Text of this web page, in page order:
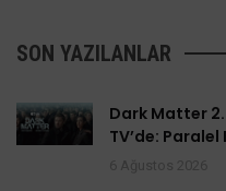
SON YAZILANLAR
Dark Matter
TV’de: Paralel